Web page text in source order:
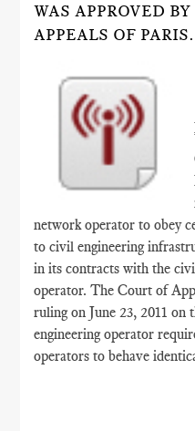
WAS APPROVED
APPEALS OF PARIS.
network operator to obey
to civil engineering
in its contracts with the
operator. The Court of
ruling on June 23, 2011
engineering operator
operators to behave